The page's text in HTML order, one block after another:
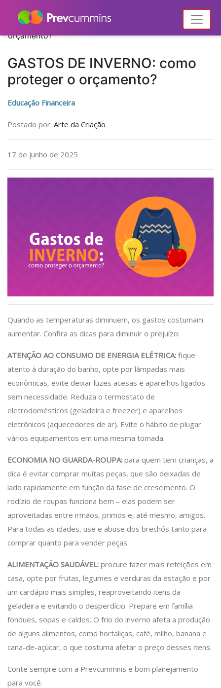
Home Notícias
Educação Financeira
GASTOS DE INVERNO: como proteger o
orçamento?
GASTOS DE INVERNO: como
proteger o orçamento?
Educação Financeira
Postado por: Arte da Criação
17 de junho de 2025
Quando as temperaturas diminuem, os gastos costumam
aumentar. Confira as dicas para diminuir o prejuízo:
ATENÇÃO AO CONSUMO DE ENERGIA ELÉTRICA: fique
atento à duração do banho, opte por lâmpadas mais
econômicas, evite deixar luzes acesas e aparelhos ligados
sem necessidade. Reduza o termostato de
eletrodomésticos (geladeira e freezer) e aparelhos
eletrônicos (aquecedores de ar). Evite o hábito de plugar
vários equipamentos em uma mesma tomada.
ECONOMIA NO GUARDA-ROUPA: para quem tem crianças, a
dica é evitar comprar muitas peças, que são deixadas de
lado rapidamente em função da fase de crescimento. O
rodízio de roupas funciona bem – elas podem ser
aproveitadas entre irmãos, primos e, até mesmo, amigos.
Para todas as idades, use e abuse dos brechós tanto para
comprar quanto para vender peças.
ALIMENTAÇÃO SAUDÁVEL: procure fazer mais refeições em
casa, opte por frutas, legumes e verduras da estação e por
um cardápio mais simples, reaproveitando itens da
geladeira e evitando o desperdício. Prepare em família
fondues, sopas e caldos. O frio do inverno afeta a produção
de alguns alimentos, como hortaliças, café, milho, banana e
cana-de-açúcar, o que costuma afetar o preço desses itens.
Conte sempre com a Prevcummins e bom planejamento
para você.